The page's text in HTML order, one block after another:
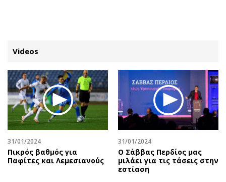
ΚΑΤΗΓΟΡΙΕΣ ΣΥΝΔΕΣΗ
Κύπρος
Παιδεία
Υγεία
Πολιτική
Βουλευτικές 2026
Απόψεις
Αρθρογραφία
The Hill
Υγεία
Αγγελίες
Videos
31/01/2024
Πικρός βαθμός για
Παφίτες και Λεμεσιανούς
31/01/2024
Ο Σάββας Περδίος μας
μιλάει για τις τάσεις στην
εστίαση